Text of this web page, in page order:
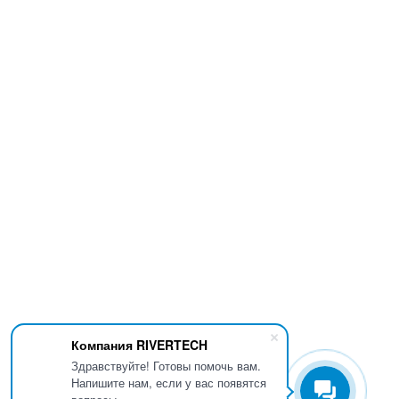
Компания RIVERTECH
Здравствуйте! Готовы помочь вам.
Напишите нам, если у вас появятся